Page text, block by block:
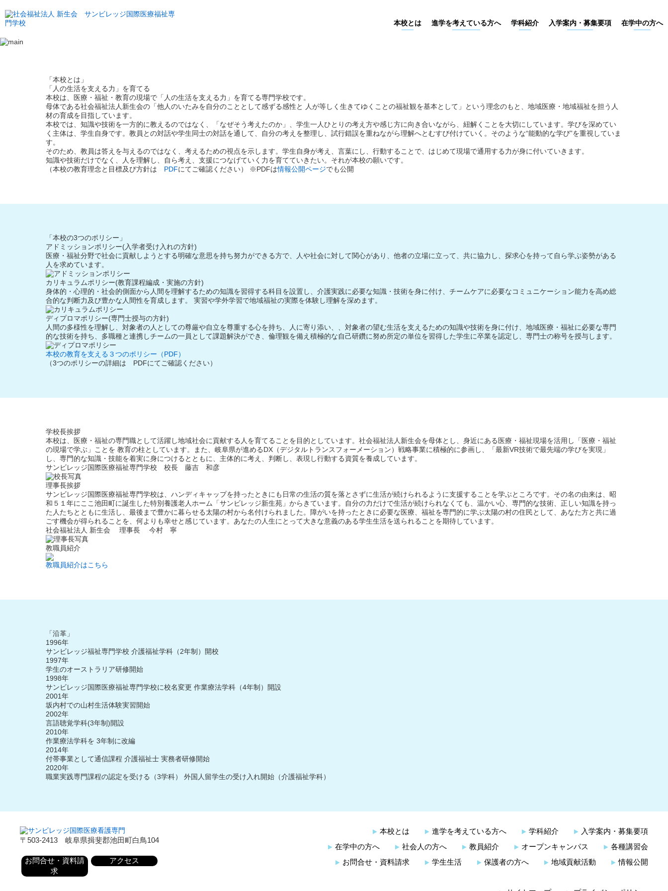
本校とは 進学を考えている方へ 学科紹介 入学案内・募集要項 在学中の方へ
「本校とは」
「人の生活を支える力」を育てる
本校は、医療・福祉・教育の現場で「人の生活を支える力」を育てる専門学校です。
母体である社会福祉法人新生会の「他人のいたみを自分のこととして感ずる感性と 人が等しく生きてゆくことの福祉観を基本として」という理念のもと、地域医療・地域福祉を担う人
材の育成を目指しています。
本校では、知識や技術を一方的に教えるのではなく、「なぜそう考えたのか」、学生一人ひとりの考え方や感じ方に向き合いながら、紐解くことを大切にしています。学びを深めてい
く主体は、学生自身です。教員との対話や学生同士の対話を通して、自分の考えを整理し、試行錯誤を重ねながら理解へとむすび付けていく。そのような“能動的な学び”を重視していま
す。
そのため、教員は答えを与えるのではなく、考えるための視点を示します。学生自身が考え、言葉にし、行動することで、はじめて現場で通用する力が身に付いていきます。
知識や技術だけでなく、人を理解し、自ら考え、支援につなげていく力を育てていきたい。それが本校の願いです。
（本校の教育理念と目標及び方針は PDFにてご確認ください） ※PDFは情報公開ページでも公開
「本校の3つのポリシー」
アドミッションポリシー(入学者受け入れの方針)
医療・福祉分野で社会に貢献しようとする明確な意思を持ち努力ができる方で、人や社会に対して関心があり、他者の立場に立って、共に協力し、探求心を持って自ら学ぶ姿勢がある
人を求めています。
カリキュラムポリシー(教育課程編成・実施の方針)
身体的・心理的・社会的側面から人間を理解するための知識を習得する科目を設置し、介護実践に必要な知識・技術を身に付け、チームケアに必要なコミュニケーション能力を高め総
合的な判断力及び豊かな人間性を育成します。 実習や学外学習で地域福祉の実際を体験し理解を深めます。
ディプロマポリシー(専門士授与の方針)
人間の多様性を理解し、対象者の人としての尊厳や自立を尊重する心を持ち、人に寄り添い、、対象者の望む生活を支えるための知識や技術を身に付け、地域医療・福祉に必要な専門
的な技術を持ち、多職種と連携しチームの一員として課題解決ができ、倫理観を備え積極的な自己研鑽に努め所定の単位を習得した学生に卒業を認定し、専門士の称号を授与します。
本校の教育を支える３つのポリシー（PDF）
（3つのポリシーの詳細は PDFにてご確認ください）
学校長挨拶
本校は、医療・福祉の専門職として活躍し地域社会に貢献する人を育てることを目的としています。社会福祉法人新生会を母体とし、身近にある医療・福祉現場を活用し「医療・福祉
の現場で学ぶ」ことを 教育の柱としています。また、岐阜県が進めるDX（デジタルトランスフォーメーション）戦略事業に積極的に参画し、「最新VR技術で最先端の学びを実現」
し、専門的な知識・技能を着実に身につけるとともに、主体的に考え、判断し、表現し行動する資質を養成しています。
サンビレッジ国際医療福祉専門学校 校長 藤吉 和彦
理事長挨拶
サンビレッジ国際医療福祉専門学校は、ハンディキャップを持ったときにも日常の生活の質を落とさずに生活が続けられるように支援することを学ぶところです。その名の由来は、昭
和５１年にここ池田町に誕生した特別養護老人ホーム「サンビレッジ新生苑」からきています。自分の力だけで生活が続けられなくても、温かい心、専門的な技術、正しい知識を持っ
た人たちとともに生活し、最後まで豊かに暮らせる太陽の村から名付けられました。障がいを持ったときに必要な医療、福祉を専門的に学ぶ太陽の村の住民として、あなた方と共に過
ごす機会が得られることを、何よりも幸せと感じています。あなたの人生にとって大きな意義のある学生生活を送られることを期待しています。
社会福祉法人 新生会 理事長 今村 寧
教職員紹介
教職員紹介はこちら
「沿革」
1996年
サンビレッジ福祉専門学校 介護福祉学科（2年制）開校
1997年
学生のオーストラリア研修開始
1998年
サンビレッジ国際医療福祉専門学校に校名変更 作業療法学科（4年制）開設
2001年
坂内村での山村生活体験実習開始
2002年
言語聴覚学科(3年制)開設
2010年
作業療法学科を 3年制に改編
2014年
付帯事業として通信課程 介護福祉士 実務者研修開始
2020年
職業実践専門課程の認定を受ける（3学科） 外国人留学生の受け入れ開始（介護福祉学科）
〒503-2413 岐阜県揖斐郡池田町白鳥104
お問合せ・資料請
求
アクセス
本校とは 進学を考えている方へ 学科紹介
入学案内・募集要項
在学中の方へ
社会人の方へ 教員紹介 オープンキャンパス
各種講習会
お問合せ・資料請求
学生生活 保護者の方へ 地域貢献活動 情報公開